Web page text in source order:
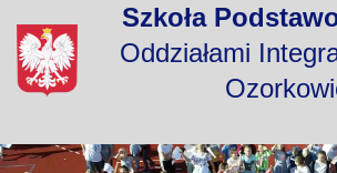
Szkoła
Oddziałami